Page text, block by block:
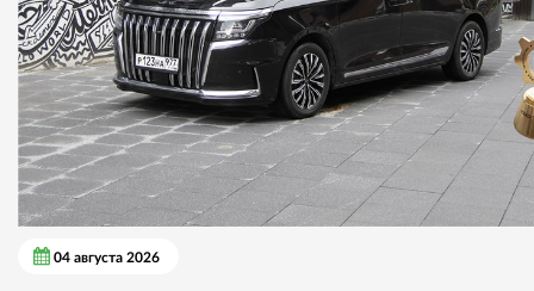
04 августа 2026